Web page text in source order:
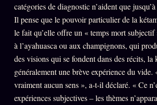
catégories de diagnostic n’aident que
Il pense que le pouvoir particulier de la
le fait qu’elle offre un « temps mort
à l’ayahuasca ou aux champignons, qui
des visions qui se fondent dans des récits, la
généralement une brève expérience du vide.
vraiment aucun sens », a-t-il déclaré. « Ce
expériences subjectives – les thèmes